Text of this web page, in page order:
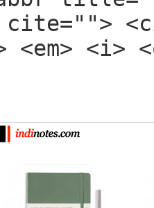
cite="">
<em>